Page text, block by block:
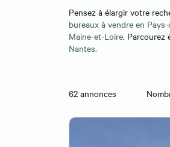
Pensez à élargir votre
bureaux à vendre en
Maine-et-Loire. Parcourez
Nantes.
62 annonces